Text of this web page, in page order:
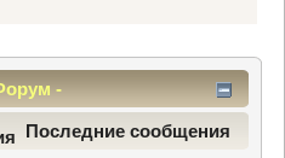
-
Последние сообщения